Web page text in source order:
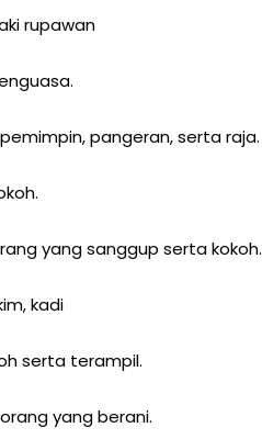
rupawan
pangeran, serta raja.
yang sanggup serta kokoh.
kadi
serta terampil.
yang berani.